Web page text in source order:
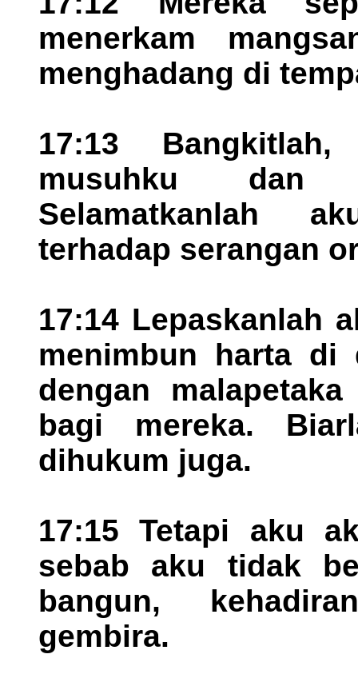
menerkam
menghadang di
17:13
musuhku dan
Selamatkanlah
terhadap serangan
17:14 Lepaskanlah
menimbun harta di
dengan
bagi mereka.
dihukum juga.
17:15 Tetapi aku
sebab aku tidak
bangun,
gembira.